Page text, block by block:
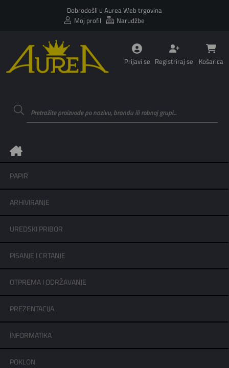
Dobrodošli u Aurea Web trgovina
Moj profil
Narudžbe
Prijavi se Registriraj se Košarica
PAPIR
ARHIVIRANJE
UREDSKI PRIBOR
PISANJE I CRTANJE
OTPREMA I ODRŽAVANJE
PREZENTACIJA
INFORMATIKA
POKLON